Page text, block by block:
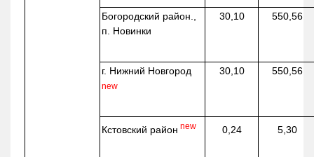
Богородский район.,
п. Новинки
30,10 550,56
г. Нижний Новгород
new
30,10 550,56
Кстовский район new 0,24 5,30